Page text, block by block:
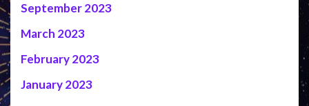
September 2023
March 2023
February 2023
January 2023